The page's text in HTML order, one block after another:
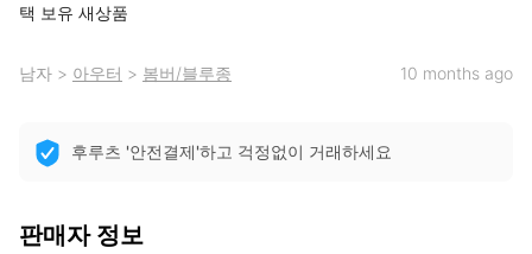
택 보유 새상품
남자 > 아우터 > 봄버/블루종 10 months ago
후루츠 '안전결제'하고 걱정없이 거래하세요
판매자 정보